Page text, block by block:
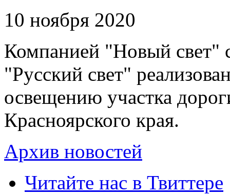
10 ноября 2020
Компанией "Новый свет"
"Русский свет"
освещению участка
Красноярского края.
Архив новостей
Читайте нас в Твиттере